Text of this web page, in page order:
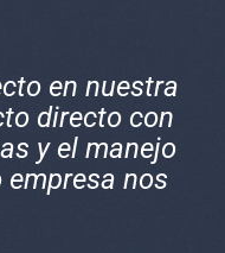
en
y personas